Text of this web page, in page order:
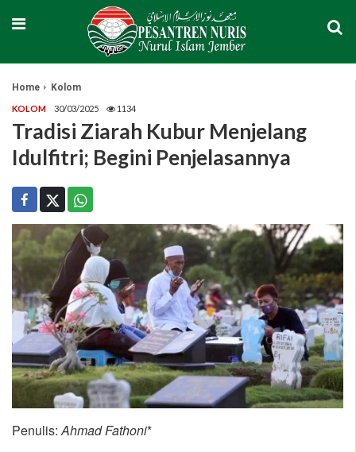
Home Kolom
KOLOM 30/03/2025 1134
Tradisi Ziarah Kubur Menjelang
Idulfitri; Begini Penjelasannya
Penulis:Ahmad Fathoni*